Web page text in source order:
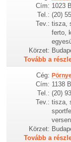
Cím: 1023
Tel.: (20)
Tev.: tisza,
ferto,
Körzet:
Tovább a
Cég:
Cím: 1138
Tel.: (20)
Tev.: tisza,
Körzet:
Tovább a